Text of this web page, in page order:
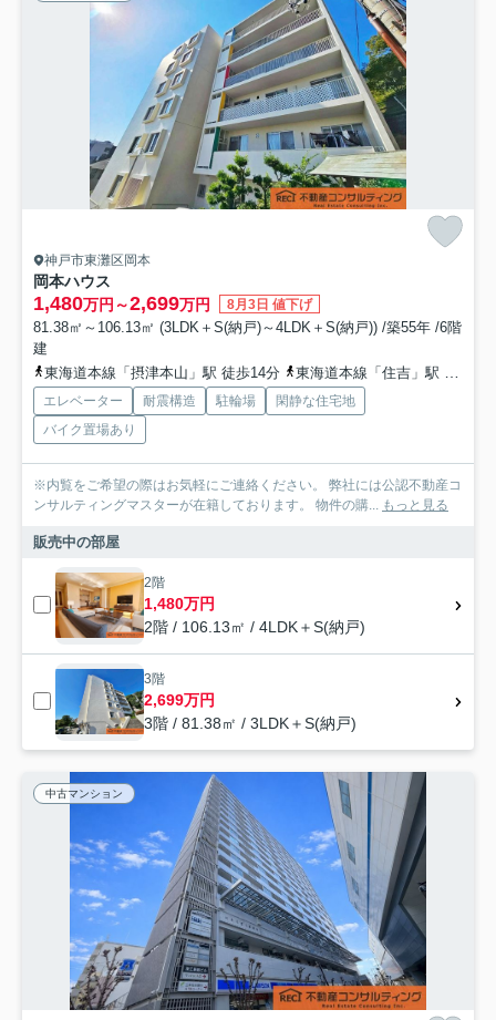
神戸市東灘区岡本
岡本ハウス
1,480万円～2,699万円 8月3日 値下げ
81.38㎡～106.13㎡ (3LDK＋S(納戸)～4LDK＋S(納戸)) /築55年 /6階
建
東海道本線「摂津本山」駅 徒歩14分
東海道本線「住吉」駅 徒歩25分
エレベーター 耐震構造 駐輪場
閑静な住宅地
バイク置場あり
※内覧をご希望の際はお気軽にご連絡ください。 弊社には公認不動産コ
ンサルティングマスターが在籍しております。 物件の購...
もっと見る
販売中の部屋
2階
1,480万円
2階 / 106.13㎡ / 4LDK＋S(納戸)
3階
2,699万円
3階 / 81.38㎡ / 3LDK＋S(納戸)
中古マンション